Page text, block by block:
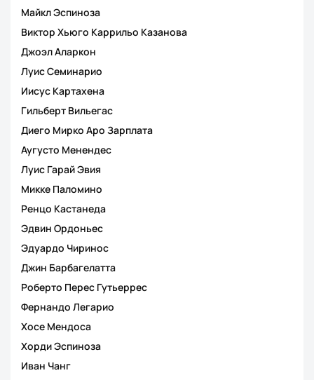
Майкл Эспиноза
Виктор Хьюго Каррильо Казанова
Джоэл Аларкон
Луис Семинарио
Иисус Картахена
Гильберт Вильегас
Диего Мирко Аро Зарплата
Аугусто Менендес
Луис Гарай Эвия
Микке Паломино
Ренцо Кастанеда
Эдвин Ордоньес
Эдуардо Чиринос
Джин Барбагелатта
Роберто Перес Гутьеррес
Фернандо Легарио
Хосе Мендоса
Хорди Эспиноза
Иван Чанг